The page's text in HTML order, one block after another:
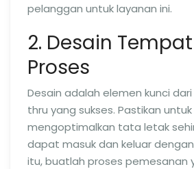
pelanggan untuk layanan ini.
2. Desain
Proses
Desain adalah elemen kunci
thru yang sukses. Pastikan untuk
mengoptimalkan tata letak
dapat masuk dan keluar
itu, buatlah proses pemesanan